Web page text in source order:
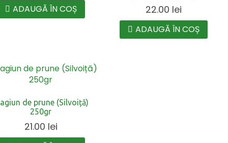
ADAUGĂ ÎN COȘ 22.00 lei
ADAUGĂ ÎN COȘ
de prune (Silvoiță)
250gr
21.00 lei